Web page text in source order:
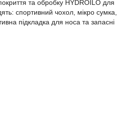
та обробку HYDROILO для
спортивний чохол, мікро сумка,
підкладка для носа та запасні